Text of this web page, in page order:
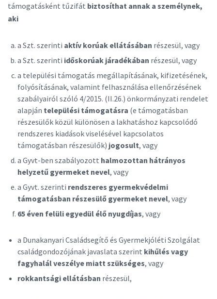
támogatásként tűzifát biztosíthat annak a személynek,
aki
a Szt. szerinti aktív korúak ellátásában részesül, vagy
a Szt. szerinti időskorúak járadékában részesül, vagy
a települési támogatás megállapításának, kifizetésének,
folyósításának, valamint felhasználása ellenőrzésének
szabályairól szóló 4/2015. (II.26.) önkormányzati rendelet
alapján települési támogatásra (e támogatásban
részesülők közül különösen a lakhatáshoz kapcsolódó
rendszeres kiadások viselésével kapcsolatos
támogatásban részesülők) jogosult, vagy
a Gyvt-ben szabályozott halmozottan hátrányos
helyzetű gyermeket nevel, vagy
a Gyvt. szerinti rendszeres gyermekvédelmi
támogatásban részesülő gyermeket nevel, vagy
65 éven felüli egyedül élő nyugdíjas, vagy
a Dunakanyari Családsegítő és Gyermekjóléti Szolgálat
családgondozójának javaslata szerint kihűlés vagy
fagyhalál veszélye miatt szükséges, vagy
rokkantsági ellátásban részesül,